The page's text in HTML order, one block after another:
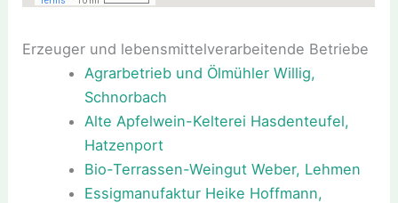
Erzeuger und lebensmittelverarbeitende Betriebe
Agrarbetrieb und Ölmühler Willig,
Schnorbach
Alte Apfelwein-Kelterei Hasdenteufel,
Hatzenport
Bio-Terrassen-Weingut Weber, Lehmen
Essigmanufaktur Heike Hoffmann,